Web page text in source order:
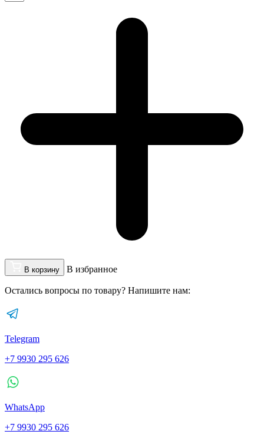
В корзину В избранное
Остались вопросы по товару? Напишите нам:
Telegram
+7 9930 295 626
WhatsApp
+7 9930 295 626